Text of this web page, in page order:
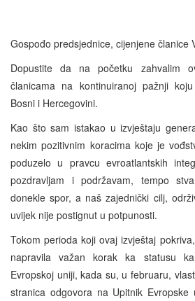
Gospođo predsjednice, cijenjene članice
Dopustite da na početku zahvalim
članicama na kontinuiranoj pažnji
Bosni i Hercegovini.
Kao što sam istakao u izvještaju
nekim pozitivnim koracima koje je
poduzelo u pravcu evroatlantskih
pozdravljam i podržavam, tempo
donekle spor, a naš zajednički cilj,
uvijek nije postignut u potpunosti.
Tokom perioda koji ovaj izvještaj
napravila važan korak ka statusu
Evropskoj uniji, kada su, u februaru,
stranica odgovora na Upitnik